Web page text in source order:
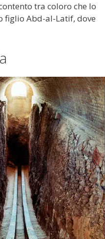
tra coloro che lo
figlio Abd-al-Latif, dove